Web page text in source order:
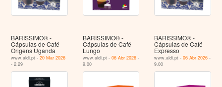
BARISSIMO® -
Cápsulas de Café
Origens Uganda
www.aldi.pt -20 Mar 2026
- 2.29
BARISSIMO® -
Cápsulas de Café
Lungo
www.aldi.pt - 06 Abr 2026-
9.00
BARISSIMO® -
Cápsulas de Café
Expresso
www.aldi.pt -06 Abr 2026 -
9.00